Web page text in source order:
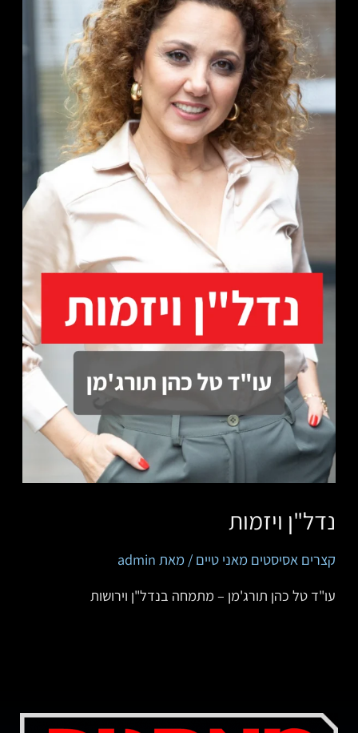
נדל"ן ויזמות
קצרים אסיסטים מאני טיים / מאת admin
‏‏‏‏‏‏‏‏‏עו"ד טל כהן תורג'מן – מתמחה בנדל"ן וירושות